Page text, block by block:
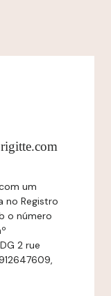
com um
no Registro
o número
2 rue